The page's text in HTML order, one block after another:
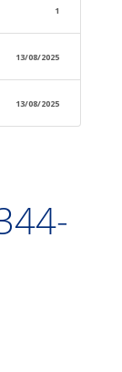
1
13/08/2025
13/08/2025